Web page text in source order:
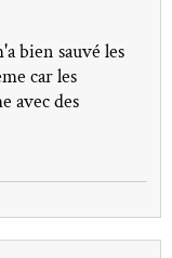
bien sauvé les
car les
avec des